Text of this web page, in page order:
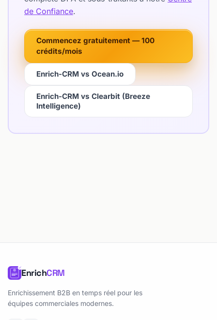
de Confiance.
Commencez gratuitement — 100
crédits/mois
Enrich-CRM vs Ocean.io
Enrich-CRM vs Clearbit (Breeze
Intelligence)
EnrichCRM
Enrichissement B2B en temps réel pour les
équipes commerciales modernes.